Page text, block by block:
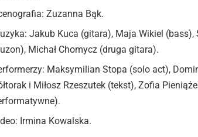
Zuzanna Bąk.
Jakub Kuca (gitara), Maja Wikiel
Michał Chomycz (druga gitara).
Maksymilian Stopa (solo act),
i Miłosz Rzeszutek (tekst), Zofia
Irmina Kowalska.